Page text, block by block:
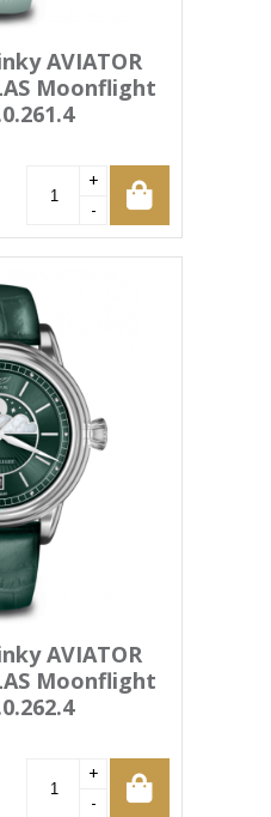
AVIATOR
Moonflight
+
-
AVIATOR
Moonflight
+
-